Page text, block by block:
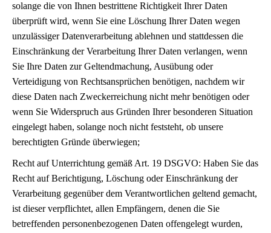
solange die von Ihnen bestrittene Richtigkeit Ihrer Daten
überprüft wird, wenn Sie eine Löschung Ihrer Daten wegen
unzulässiger Datenverarbeitung ablehnen und stattdessen die
Einschränkung der Verarbeitung Ihrer Daten verlangen, wenn
Sie Ihre Daten zur Geltendmachung, Ausübung oder
Verteidigung von Rechtsansprüchen benötigen, nachdem wir
diese Daten nach Zweckerreichung nicht mehr benötigen oder
wenn Sie Widerspruch aus Gründen Ihrer besonderen Situation
eingelegt haben, solange noch nicht feststeht, ob unsere
berechtigten Gründe überwiegen;
Recht auf Unterrichtung gemäß Art. 19 DSGVO: Haben Sie das
Recht auf Berichtigung, Löschung oder Einschränkung der
Verarbeitung gegenüber dem Verantwortlichen geltend gemacht,
ist dieser verpflichtet, allen Empfängern, denen die Sie
betreffenden personenbezogenen Daten offengelegt wurden,